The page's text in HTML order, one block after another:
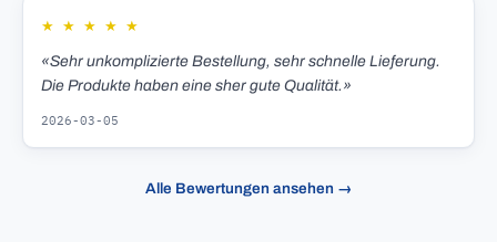
★ ★ ★ ★ ★
«Sehr unkomplizierte Bestellung, sehr schnelle Lieferung.
Die Produkte haben eine sher gute Qualität.»
2026-03-05
Alle Bewertungen ansehen →